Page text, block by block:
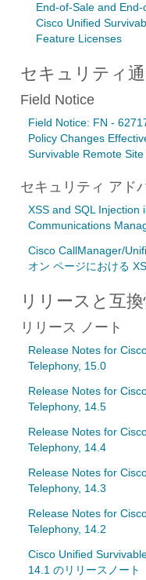
End-of-Sale and
Cisco Unified
Feature Licenses
セキュリティ
Field Notice
Field Notice: FN -
Policy Changes
Survivable Remote
セキュリティ アド
XSS and SQL Injection
Communications
Cisco CallManager/
オン ページにおける
リリースと互
リリース ノート
Release Notes for
Telephony, 15.0
Release Notes for
Telephony, 14.5
Release Notes for
Telephony, 14.4
Release Notes for
Telephony, 14.3
Release Notes for
Telephony, 14.2
Cisco Unified
14.1 のリリースノート